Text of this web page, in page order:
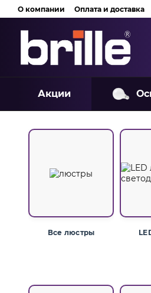
Перейти к основному контенту
О компании Оплата и доставка
Акции
Все люстры